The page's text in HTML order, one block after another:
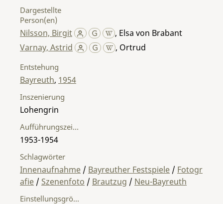
Dargestellte
Person(en)
Nilsson, Birgit , Elsa von Brabant
Varnay, Astrid
, Ortrud
Entstehung
Bayreuth, 1954
Einstellungsgröße
Inszenierung
Lohengrin
Aufführungszeitraum
1953-1954
Schlagwörter
Innenaufnahme / Bayreuther Festspiele / Fotogr
afie / Szenenfoto / Brautzug / Neu-Bayreuth